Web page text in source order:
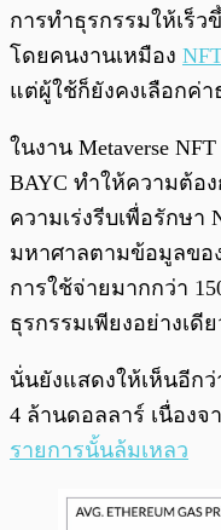
การทำธุรกรรมให้เร็
โดยคนงานเหมือง
แต่ผู้ใช้ก็ยังคงเลือกค่
ในงาน Metaverse
BAYC ทำให้ความต้อ
ความเร่งรีบเพื่อรักษา
มหาศาลตามข้อมูลขอ
การใช้จ่ายมากกว่า
ธุรกรรมเพียงอย่างเดีย
นั่นยังแสดงให้เห็นอีก
4 ล้านดอลลาร์ เนื่องจ
รายการนั้นล้มเหลว